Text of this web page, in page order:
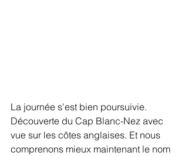
La journée s'est bien poursuivie.
Découverte du Cap Blanc-Nez avec
vue sur les côtes anglaises. Et nous
comprenons mieux maintenant le nom